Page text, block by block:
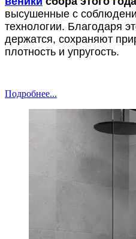
высушенные с
технологии. Благодаря
держатся, сохраняют
плотность и упругость.
Подробнее...